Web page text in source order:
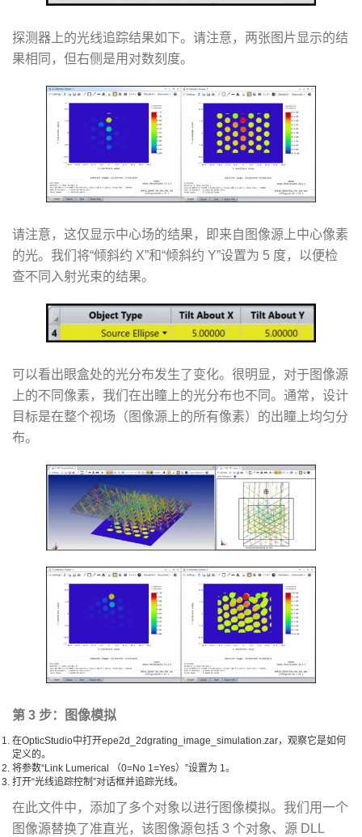
探测器上的光线追踪结果如下。请注意，两张图片显示的结
果相同，但右侧是用对数刻度。
请注意，这仅显示中心场的结果，即来自图像源上中心像素
的光。我们将“倾斜约 X”和“倾斜约 Y”设置为 5 度，以便检
查不同入射光束的结果。
可以看出眼盒处的光分布发生了变化。很明显，对于图像源
上的不同像素，我们在出瞳上的光分布也不同。通常，设计
目标是在整个视场（图像源上的所有像素）的出瞳上均匀分
布。
第 3 步：图像模拟
在OpticStudio中打开epe2d_2dgrating_image_simulation.zar，观察它是如何
定义的。
将参数“Link Lumerical （0=No 1=Yes）”设置为 1。
打开“光线追踪控制”对话框并追踪光线。
在此文件中，添加了多个对象以进行图像模拟。我们用一个
图像源替换了准直光，该图像源包括 3 个对象、源 DLL